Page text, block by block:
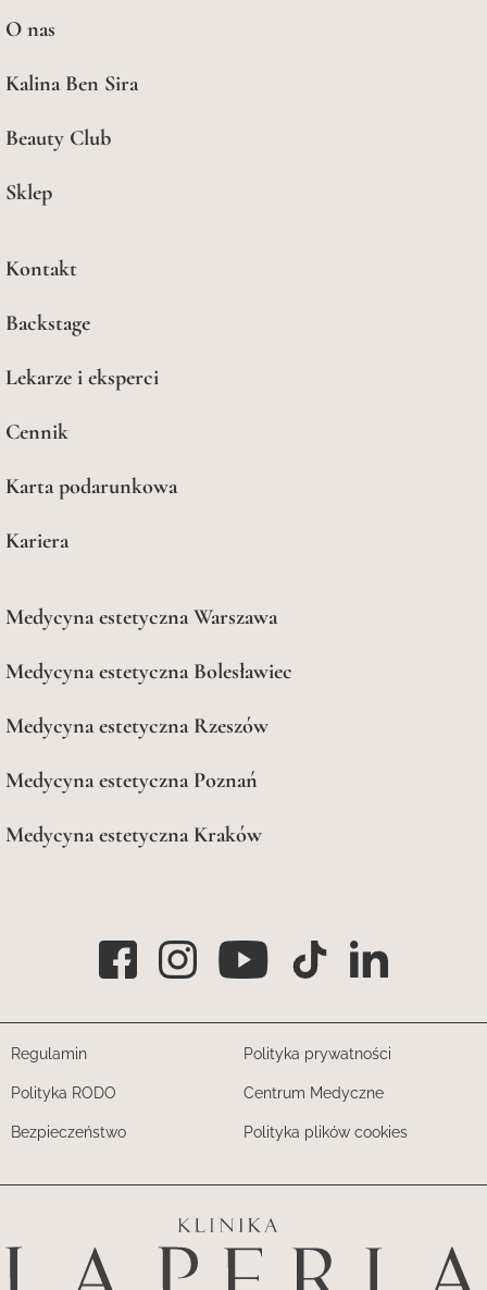
O nas
Kalina Ben Sira
Beauty Club
Sklep
Kontakt
Backstage
Lekarze i eksperci
Cennik
Karta podarunkowa
Kariera
Medycyna estetyczna Warszawa
Medycyna estetyczna Bolesławiec
Medycyna estetyczna Rzeszów
Medycyna estetyczna Poznań
Medycyna estetyczna Kraków
Regulamin Polityka prywatności
Polityka RODO Centrum Medyczne
Bezpieczeństwo Polityka plików cookies